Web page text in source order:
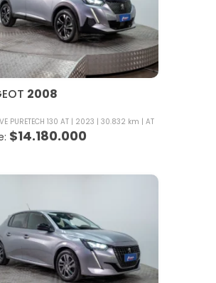
2008
PURETECH 130 AT 2023 30.832 km AT
$14.180.000